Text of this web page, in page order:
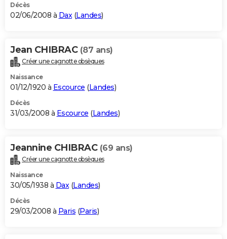
Décès
02/06/2008 à Dax(Landes)
Jean CHIBRAC (87 ans)
Créer une cagnotte obsèques
Naissance
01/12/1920 à Escource (Landes)
Décès
31/03/2008 à Escource (Landes)
Jeannine CHIBRAC (69 ans)
Créer une cagnotte obsèques
Naissance
30/05/1938 à Dax(Landes)
Décès
29/03/2008 à Paris (Paris)